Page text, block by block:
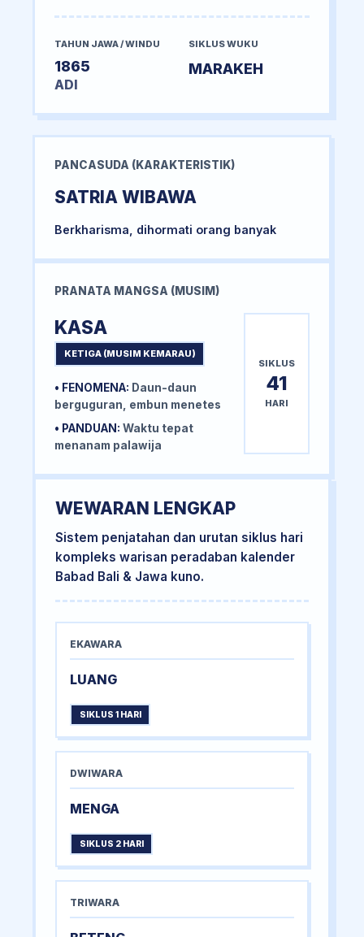
TAHUN JAWA / WINDU
1865
ADI
SIKLUS WUKU
MARAKEH
PANCASUDA (KARAKTERISTIK)
SATRIA WIBAWA
Berkharisma, dihormati orang banyak
PRANATA MANGSA (MUSIM)
KASA
KETIGA (MUSIM KEMARAU)
• FENOMENA: Daun-daun
berguguran, embun menetes
• PANDUAN: Waktu tepat
menanam palawija
SIKLUS
41
HARI
WEWARAN LENGKAP
Sistem penjatahan dan urutan siklus hari
kompleks warisan peradaban kalender
Babad Bali & Jawa kuno.
EKAWARA
LUANG
SIKLUS 1 HARI
DWIWARA
MENGA
SIKLUS 2 HARI
TRIWARA